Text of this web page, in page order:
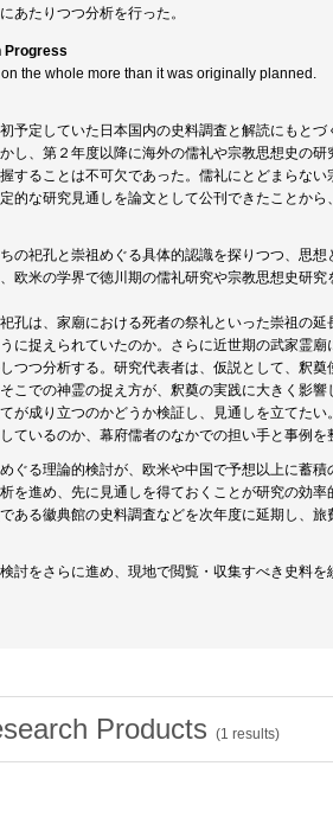
あたりつつ分析を行った。
Progress
the whole more than it was originally planned.
予定していた日本国内の史料調査と解読にもと
し、第２年度以降に海外の儒礼や宗教思想史の
することは不可欠であった。儒礼にとどまらな
的な研究見通しを論文として公刊できたことか
の祀孔と崇祖めぐる具体的認識を探りつつ、思
欧米の学界で徳川期の儒礼研究や宗教思想史研
孔は、家廟における死者の祭礼といった崇祖の
に捉えられていたのか。さらに近世期の武家霊
つつ分析する。研究代表者は、仮説として、釈
こでの神霊の捉え方が、釈奠の実践に大きく影
が成り立つのかどうか検証し、見通しを立てた
ているのか、幕府儒者のなかでの担い手と事例を
ぐる理論的検討が、欧米や中国で予想以上に蓄
を進め、先に見通しを得ておくことが研究の効
ある徽典館の史料調査などを次年度に延期し、
討をさらに進め、現地で閲覧・収集すべき史料
Products (1 results)